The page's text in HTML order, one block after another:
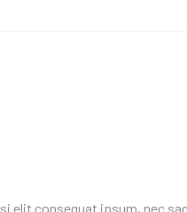
elit consequat ipsum, nec